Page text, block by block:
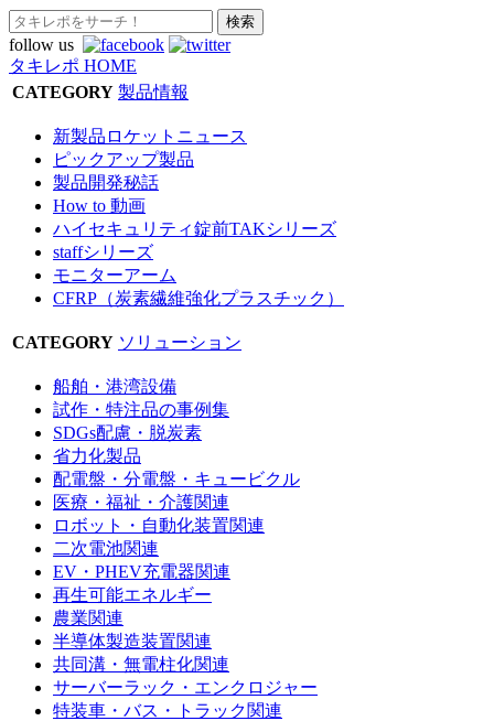
follow us
タキレポ HOME
CATEGORY 製品情報
新製品ロケットニュース
ピックアップ製品
製品開発秘話
How to 動画
ハイセキュリティ錠前TAKシリーズ
staffシリーズ
モニターアーム
CFRP（炭素繊維強化プラスチック）
CATEGORY ソリューション
船舶・港湾設備
試作・特注品の事例集
SDGs配慮・脱炭素
省力化製品
配電盤・分電盤・キュービクル
医療・福祉・介護関連
ロボット・自動化装置関連
二次電池関連
EV・PHEV充電器関連
再生可能エネルギー
農業関連
半導体製造装置関連
共同溝・無電柱化関連
サーバーラック・エンクロジャー
特装車・バス・トラック関連